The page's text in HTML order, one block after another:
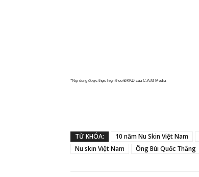
*Nội dung được thực hiện theo ĐKKD của C.A.M Media
TỪ KHÓA: 10 năm Nu Skin Việt Nam
Nu skin Việt Nam
Ông Bùi Quốc Thắng